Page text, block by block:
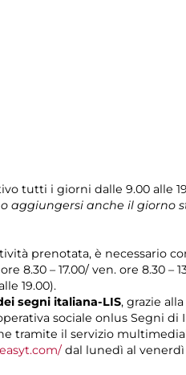
tutti i giorni dalle 9.00 alle
aggiungersi anche il giorno
prenotata, è necessario
8.30 – 17.00/ ven. ore 8.30
19.00).
segni italiana-LIS, grazie
sociale onlus Segni di
tramite il servizio
dal lunedì al venerdì